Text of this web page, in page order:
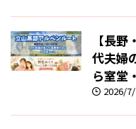
【長
代夫婦
ら室堂
2026/